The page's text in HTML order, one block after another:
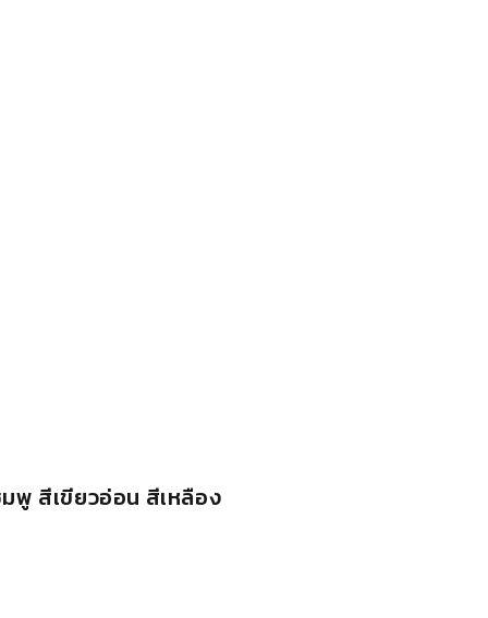
พู สีเขียวอ่อน สีเหลือง